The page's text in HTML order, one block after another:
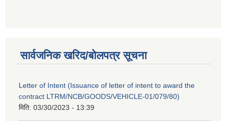
सार्वजनिक खरिद/बोलपत्र सूचना
Letter of Intent (Issuance of letter of intent to award the
contract LTRM/NCB/GOODS/VEHICLE-01/079/80)
मिति: 03/30/2023 - 13:39